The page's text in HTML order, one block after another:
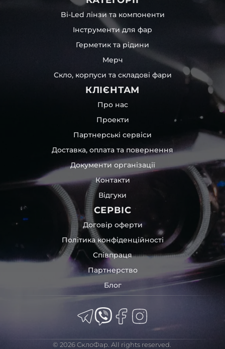
Bi-Led лінзи та компоненти
Інструменти для фар
Герметик та рідини
Мерч
Скло, корпуси та складові фари
КЛІЄНТАМ
Про нас
Проекти
Партнерські сервіси
Доставка, оплата та повернення
Документи організації
Контакти
Відгуки
СЕРВІС
Договір оферти
Політика конфіденційності
Співпраця
Партнерство
Блог
© 2026 СклоФар. All rights reserved.